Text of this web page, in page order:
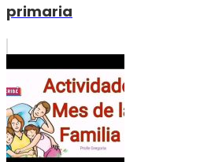
primaria